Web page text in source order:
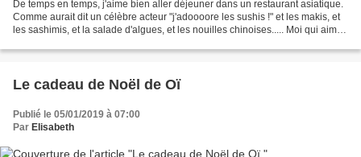
De temps en temps, j'aime bien aller déjeuner dans un restaurant asiatique.
Comme aurait dit un célèbre acteur "j'adoooore les sushis !" et les makis, et
les sashimis, et la salade d'algues, et les nouilles chinoises..... Moi qui aime
Le cadeau de Noël de Oï
Publié le 05/01/2019 à 07:00
Par Elisabeth